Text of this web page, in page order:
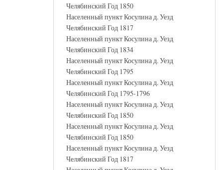
Челябинский Год 1850
Населенный пункт Косулина д. Уезд
Челябинский Год 1817
Населенный пункт Косулина д. Уезд
Челябинский Год 1834
Населенный пункт Косулина д. Уезд
Челябинский Год 1795
Населенный пункт Косулина д. Уезд
Челябинский Год 1795-1796
Населенный пункт Косулина д. Уезд
Челябинский Год 1850
Населенный пункт Косулина д. Уезд
Челябинский Год 1850
Населенный пункт Косулина д. Уезд
Челябинский Год 1817